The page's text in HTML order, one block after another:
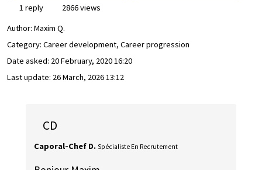
1 reply
2866 views
Author: Maxim Q.
Category: Career development, Career progression
Date asked: 20 February, 2020 16:20
Last update: 26 March, 2026 13:12
CD
Caporal-Chef D. Spécialiste En Recrutement